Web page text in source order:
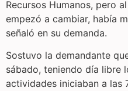
Recursos Humanos, pero
empezó a cambiar, había
señaló en su demanda.
Sostuvo la demandante
sábado, teniendo día libre
actividades iniciaban a las